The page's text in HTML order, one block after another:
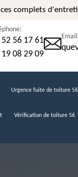
complets
56 17 61
08 29 09
Email:
Urgence fuite de toiture 56
Vérification de toiture 56